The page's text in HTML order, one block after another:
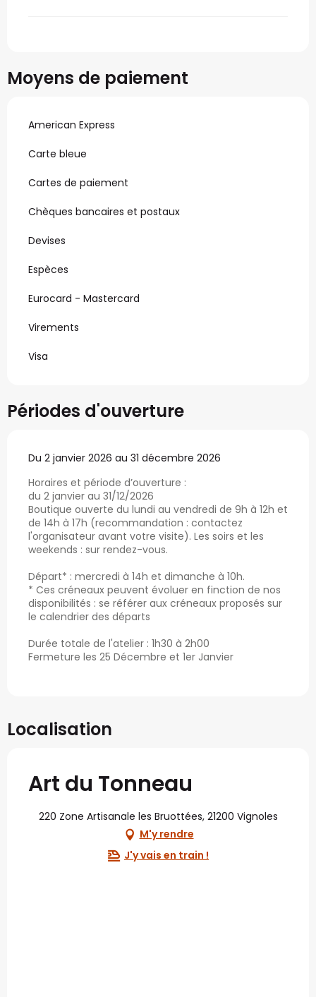
Moyens de paiement
American Express
Carte bleue
Cartes de paiement
Chèques bancaires et postaux
Devises
Espèces
Eurocard - Mastercard
Virements
Visa
Périodes d'ouverture
Du 2 janvier 2026 au 31 décembre 2026
Horaires et période d’ouverture :
du 2 janvier au 31/12/2026
​Boutique ouverte du lundi au vendredi de 9h à 12h et
de 14h à 17h (recommandation : contactez
l'organisateur avant votre visite). Les soirs et les
weekends : sur rendez-vous.
Départ* : mercredi à 14h et dimanche à 10h.
* Ces créneaux peuvent évoluer en finction de nos
disponibilités : se référer aux créneaux proposés sur
le calendrier des départs
Durée totale de l'atelier : 1h30 à 2h00
Fermeture les 25 Décembre et 1er Janvier
Localisation
Art du Tonneau
220 Zone Artisanale les Bruottées, 21200 Vignoles
M'y rendre
J'y vais en train !